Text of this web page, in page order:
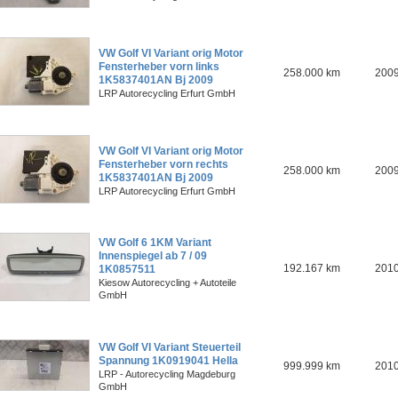
VW Golf VI Variant orig Motor
Fensterheber vorn links
1K5837401AN Bj 2009
LRP Autorecycling Erfurt GmbH
258.000 km
VW Golf VI Variant orig Motor
Fensterheber vorn rechts
1K5837401AN Bj 2009
LRP Autorecycling Erfurt GmbH
258.000 km
VW Golf 6 1KM Variant
Innenspiegel ab 7 / 09
1K0857511
Kiesow Autorecycling + Autoteile
GmbH
192.167 km
VW Golf VI Variant Steuerteil
Spannung 1K0919041 Hella
LRP - Autorecycling Magdeburg
GmbH
999.999 km